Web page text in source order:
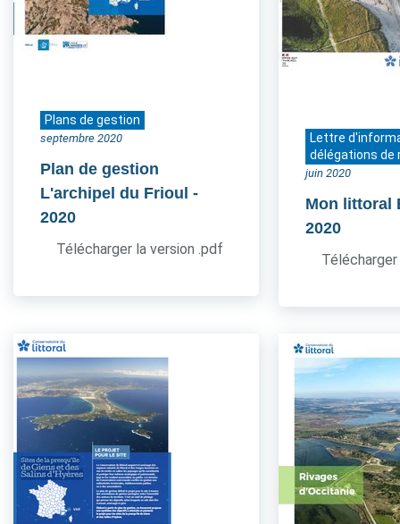
Plans de gestion
septembre 2020
Plan de gestion
L'archipel du Frioul -
2020
Télécharger la version .pdf
Lettre
délégations de
juin 2020
Mon littoral
2020